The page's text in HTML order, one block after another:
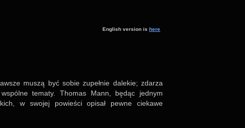
English ver­sion is here
muszą być sobie zupełnie dale­kie; zda­rza
tematy. Tho­mas Mann, będąc jed­nym
w swo­jej powie­ści opi­sał pewne cie­kawe